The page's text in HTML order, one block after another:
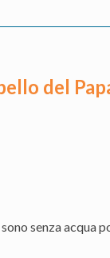
del
senza acqua